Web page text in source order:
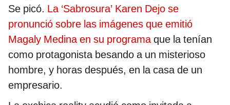
Se picó. La ‘Sabrosura’ Karen Dejo se
pronunció sobre las imágenes que emitió
Magaly Medina en su programa que la tenían
como protagonista besando a un misterioso
hombre, y horas después, en la casa de un
empresario.